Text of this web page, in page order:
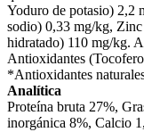
Yoduro de potasio) 2,2
sodio) 0,33 mg/kg,
hidratado) 110 mg/kg.
Antioxidantes
*Antioxidantes
Analítica
Proteína bruta 27%,
inorgánica 8%, Calcio